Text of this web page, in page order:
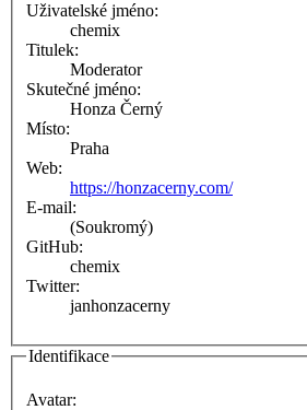
Uživatelské jméno:
chemix
Titulek:
Moderator
Skutečné jméno:
Honza Černý
Místo:
Praha
Web:
https://honzacerny.com/
E-mail:
(Soukromý)
GitHub:
chemix
Twitter:
janhonzacerny
Identifikace
Avatar: